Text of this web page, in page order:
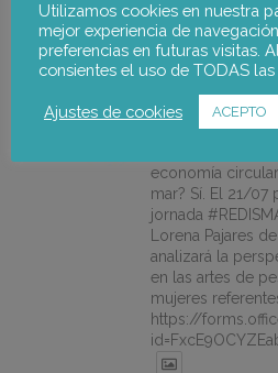
X
notus-asr
economía
mar? Sí. El 21/07
jornada
Lorena Pajares
analizará la
en las artes de
mujeres
https://
Utilizamos cookies en nuestra
mejor experiencia de
preferencias en futuras visitas.
consientes el uso de TODAS las
Ajustes de cookies ACEPTO